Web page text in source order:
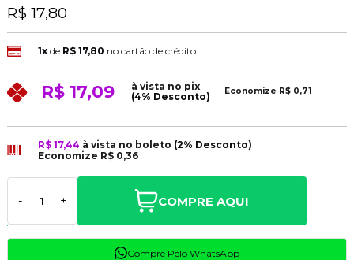
R$ 17,80
1xde R$ 17,80 no cartão de crédito
R$ 17,09
à vista no pix
(4% Desconto)
Economize R$ 0,71
R$ 17,44 à vista no boleto (2% Desconto)
Economize R$ 0,36
- + COMPRE AQUI
Compre Pelo WhatsApp